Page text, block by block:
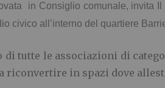
in Consiglio comunale, invita
civico all’interno del quartiere
tutte le associazioni di
in spazi dove